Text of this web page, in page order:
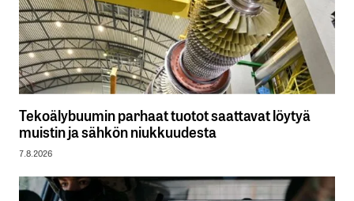
Tekoälybuumin parhaat tuotot saattavat löytyä
muistin ja sähkön niukkuudesta
7.8.2026